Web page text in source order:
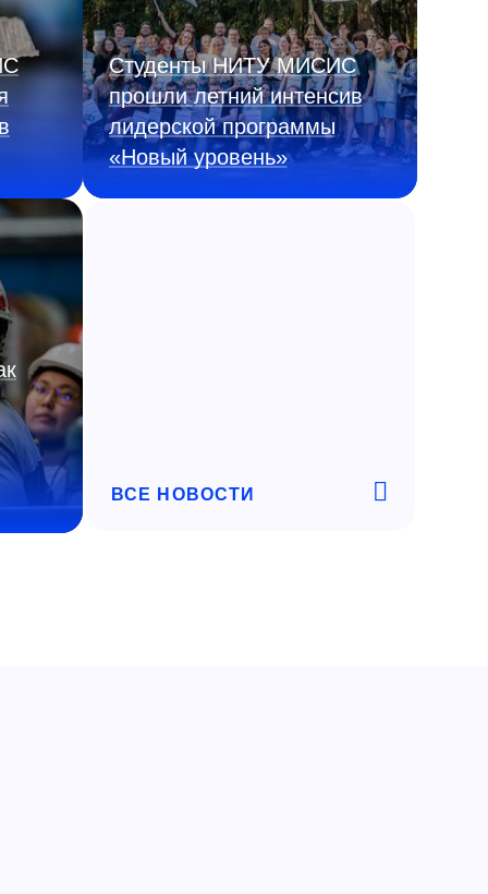
Студенты НИТУ МИСИС
прошли летний интенсив
лидерской программы
«Новый уровень»
ВСЕ НОВОСТИ